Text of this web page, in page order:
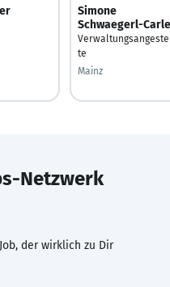
Simone
Schwaegerl-Carle
te
Mainz
Netzwerk
der wirklich zu Dir